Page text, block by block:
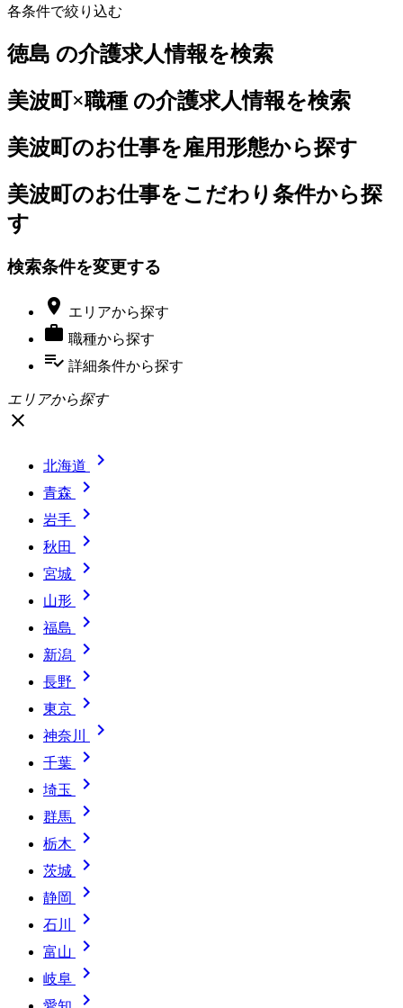
各条件で絞り込む
徳島 の介護求人情報を検索
美波町×職種 の介護求人情報を検索
美波町のお仕事を雇用形態から探す
美波町のお仕事をこだわり条件から探
す
検索条件を変更する
 エリアから探す
 職種から探す
playlist_add_check 詳細条件から探す
エリアから探す
close
北海道 
青森 
岩手 
秋田 
宮城 
山形 
福島 
新潟 
長野 
東京 
神奈川 
千葉 
埼玉 
群馬 
栃木 
茨城 
静岡 
石川 
富山 
岐阜 
